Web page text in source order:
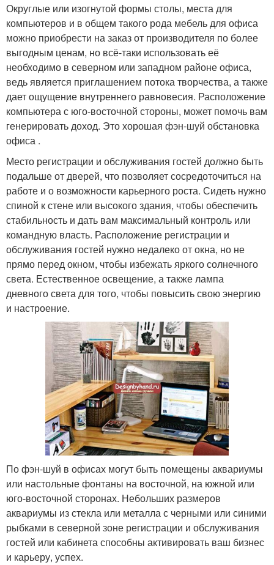
Округлые или изогнутой формы столы, места для
компьютеров и в общем такого рода мебель для офиса
можно приобрести на заказ от производителя по более
выгодным ценам, но всё-таки использовать её
необходимо в северном или западном районе офиса,
ведь является приглашением потока творчества, а также
дает ощущение внутреннего равновесия. Расположение
компьютера с юго-восточной стороны, может помочь вам
генерировать доход. Это хорошая фэн-шуй обстановка
офиса .
Место регистрации и обслуживания гостей должно быть
подальше от дверей, что позволяет сосредоточиться на
работе и о возможности карьерного роста. Сидеть нужно
спиной к стене или высокого здания, чтобы обеспечить
стабильность и дать вам максимальный контроль или
командную власть. Расположение регистрации и
обслуживания гостей нужно недалеко от окна, но не
прямо перед окном, чтобы избежать яркого солнечного
света. Естественное освещение, а также лампа
дневного света для того, чтобы повысить свою энергию
и настроение.
По фэн-шуй в офисах могут быть помещены аквариумы
или настольные фонтаны на восточной, на южной или
юго-восточной сторонах. Небольших размеров
аквариумы из стекла или металла с черными или синими
рыбками в северной зоне регистрации и обслуживания
гостей или кабинета способны активировать ваш бизнес
и карьеру, успех.